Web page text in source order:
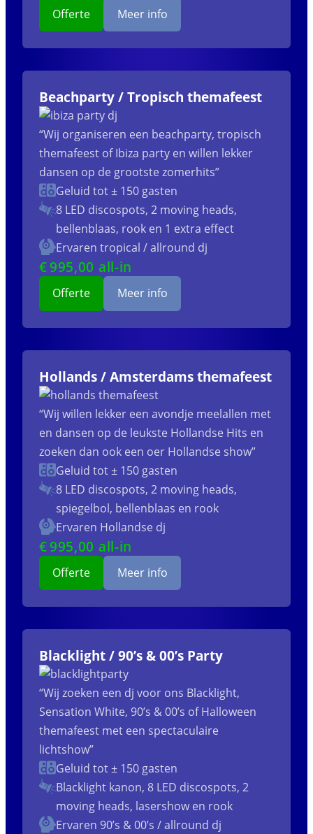
Offerte Meer info
Beachparty / Tropisch themafeest
“Wij organiseren een beachparty, tropisch
themafeest of Ibiza party en willen lekker
dansen op de grootste zomerhits”
Geluid tot ± 150 gasten
8 LED discospots, 2 moving heads,
bellenblaas, rook en 1 extra effect
Ervaren tropical / allround dj
€995,00 all-in
Offerte Meer info
Hollands / Amsterdams themafeest
“Wij willen lekker een avondje meelallen met
en dansen op de leukste Hollandse Hits en
zoeken dan ook een oer Hollandse show”
Geluid tot ± 150 gasten
8 LED discospots, 2 moving heads,
spiegelbol, bellenblaas en rook
Ervaren Hollandse dj
€995,00 all-in
Offerte Meer info
Blacklight / 90’s & 00’s Party
“Wij zoeken een dj voor ons Blacklight,
Sensation White, 90’s & 00’s of Halloween
themafeest met een spectaculaire
lichtshow”
Geluid tot ± 150 gasten
Blacklight kanon, 8 LED discospots, 2
moving heads, lasershow en rook
Ervaren 90’s & 00’s / allround dj